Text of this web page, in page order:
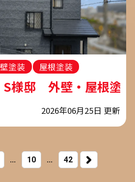
S様邸 外壁・屋根塗
2026年06月25日 更新
塗装
屋根塗装
... 10 ... 42